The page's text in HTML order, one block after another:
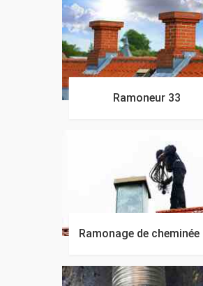
Ramoneur 33
Ramonage de cheminée